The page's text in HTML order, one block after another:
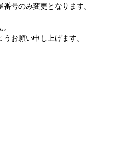
号のみ変更となります。
お願い申し上げます。